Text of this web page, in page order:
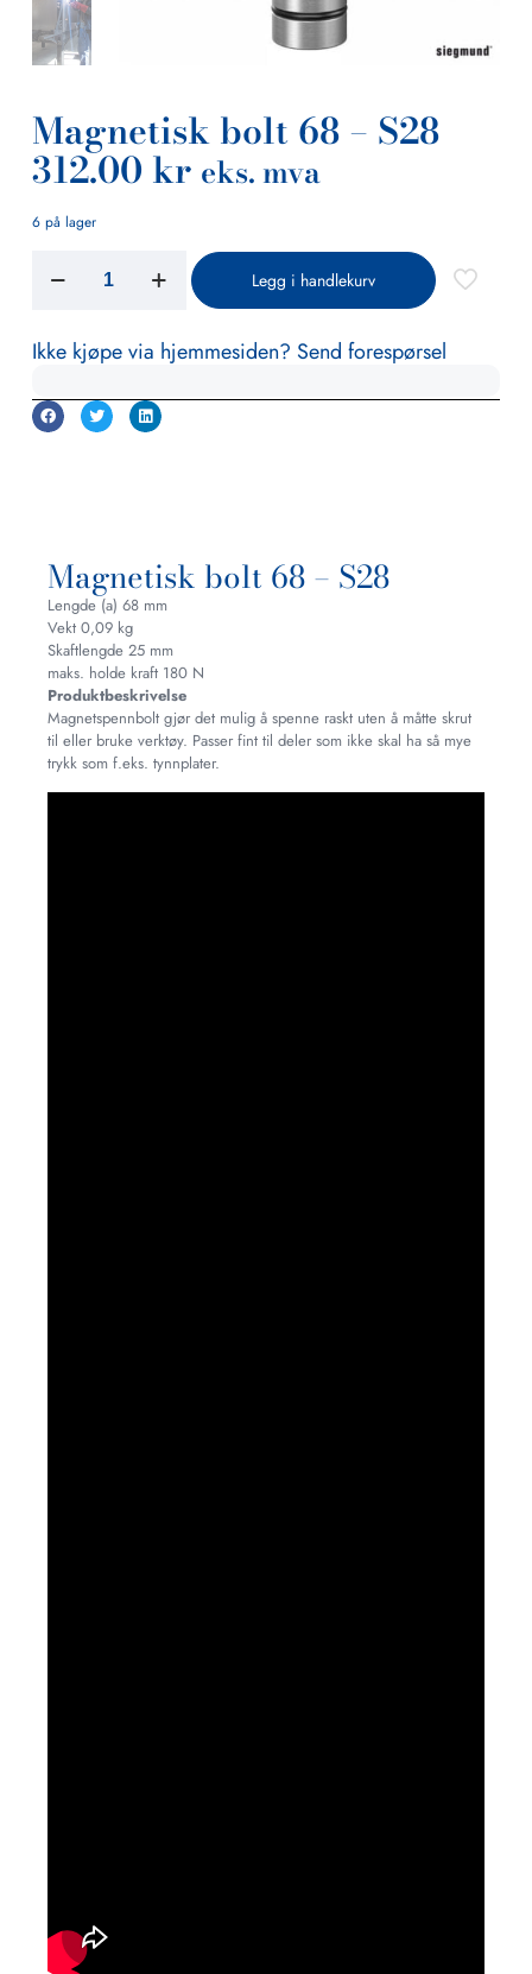
Magnetisk bolt 68 – S28
312.00kr eks. mva
6 på lager
Legg i handlekurv
Ikke kjøpe via hjemmesiden? Send forespørsel
Magnetisk bolt 68 – S28
Lengde (a) 68 mm
Vekt 0,09 kg
Skaftlengde 25 mm
maks. holde kraft 180 N
Produktbeskrivelse
Magnetspennbolt gjør det mulig å spenne raskt uten å måtte skrut
til eller bruke verktøy. Passer fint til deler som ikke skal ha så mye
trykk som f.eks. tynnplater.